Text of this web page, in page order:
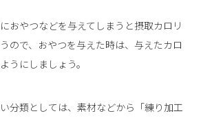
おやつなどを与えてしまうと摂取カロリ
ので、おやつを与えた時は、与えたカロ
うにしましょう。
分類としては、素材などから「練り加工